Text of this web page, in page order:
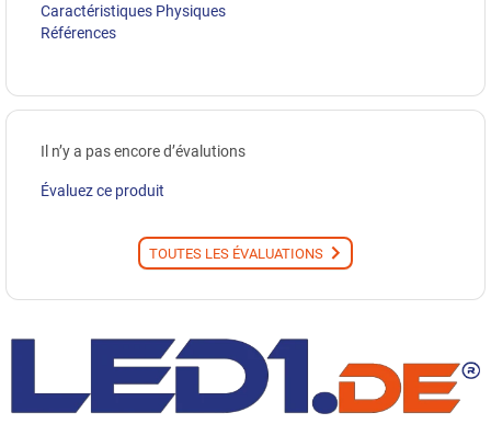
Caractéristiques Physiques
Références
Il n’y a pas encore d’évalutions
Évaluez ce produit
TOUTES LES ÉVALUATIONS